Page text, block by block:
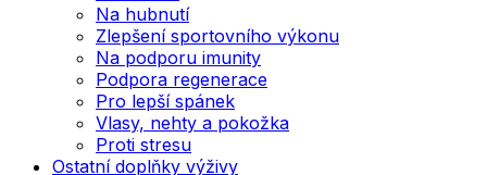
Na hubnutí
Zlepšení sportovního výkonu
Na podporu imunity
Podpora regenerace
Pro lepší spánek
Vlasy, nehty a pokožka
Proti stresu
Ostatní doplňky výživy